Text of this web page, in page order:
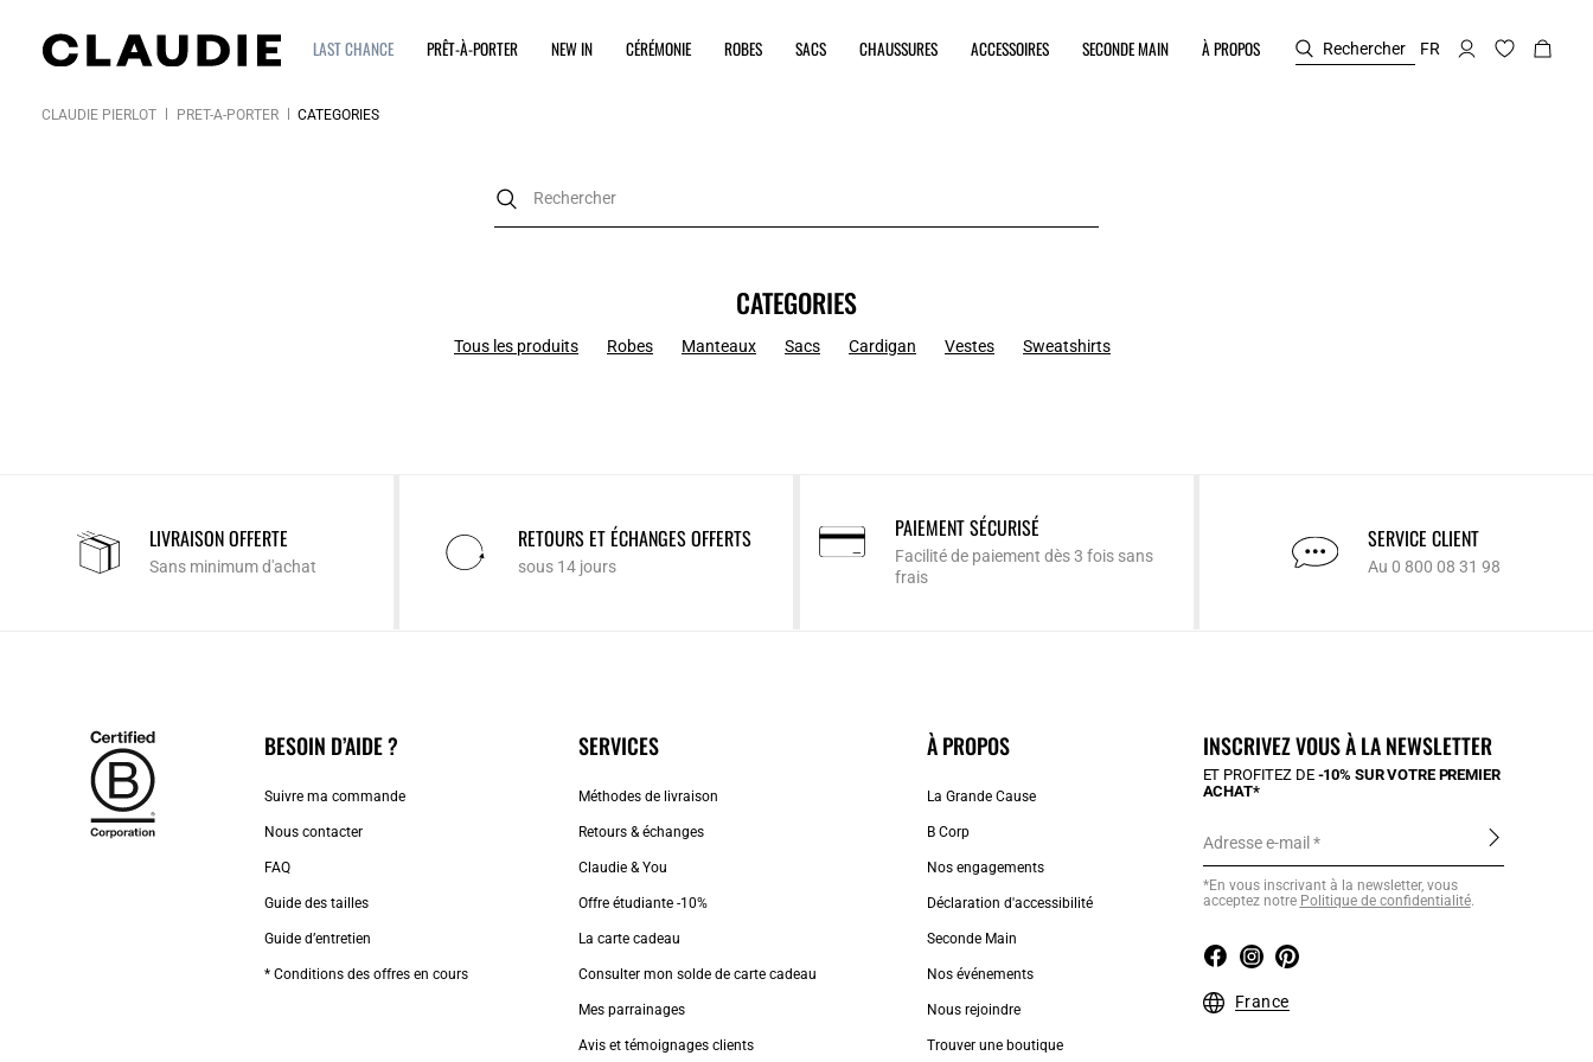
LAST CHANCE PRÊT-À-PORTER NEW IN CÉRÉMONIE ROBES SACS CHAUSSURES ACCESSOIRES SECONDE MAIN À PROPOS Rechercher FR
CLAUDIE PIERLOT PRÊT-À-PORTER CATÉGORIES
CATEGORIES
Tous les produits Robes Manteaux Sacs Cardigan Vestes Sweatshirts
LIVRAISON OFFERTE
Sans minimum d'achat
RETOURS ET ÉCHANGES OFFERTS
sous 14 jours
PAIEMENT SÉCURISÉ
Facilité de paiement dès 3 fois sans
frais
SERVICE CLIENT
Au 0 800 08 31 98
BESOIN D’AIDE ?
Suivre ma commande
Nous contacter
FAQ
Guide des tailles
Guide d’entretien
* Conditions des offres en cours
SERVICES
Méthodes de livraison
Retours & échanges
Claudie & You
Offre étudiante -10%
La carte cadeau
Consulter mon solde de carte cadeau
Mes parrainages
Avis et témoignages clients
À PROPOS
La Grande Cause
B Corp
Nos engagements
Déclaration d'accessibilité
Seconde Main
Nos événements
Nous rejoindre
Trouver une boutique
INSCRIVEZ VOUS À LA NEWSLETTER
ET PROFITEZ DE -10% SUR VOTRE PREMIER
ACHAT*
Adresse e-mail
*En vous inscrivant à la newsletter, vous
acceptez notre Politique de confidentialité.
France